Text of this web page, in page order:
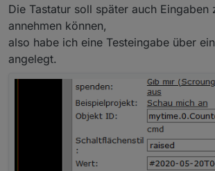
Die Tastatur soll später auch Eingaben
annehmen können,
also habe ich eine Testeingabe über
angelegt.